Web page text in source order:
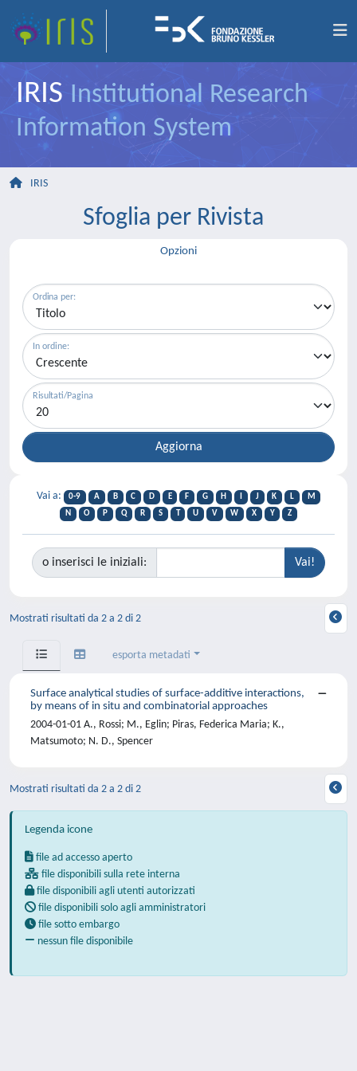
IRIS Institutional Research
Information System
IRIS
Sfoglia per Rivista
Opzioni
Ordina per:
In ordine:
Risultati/Pagina
Vai a: 0-9 A B C D E F G H J K L
M
N
O P Q R S T U V W X Y Z
o inserisci le iniziali:
Mostrati risultati da 2 a 2 di 2
esporta metadati
Surface analytical studies of surface-additive interactions,
by means of in situ and combinatorial approaches
2004-01-01 A., Rossi; M., Eglin; Piras, Federica Maria; K.,
Matsumoto; N. D., Spencer
Mostrati risultati da 2 a 2 di 2
Legenda icone
file ad accesso aperto
file disponibili sulla rete interna
file disponibili agli utenti autorizzati
file disponibili solo agli amministratori
file sotto embargo
nessun file disponibile